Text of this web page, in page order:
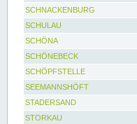
SCHNACKENBURG
SCHULAU
SCHÖNA
SCHÖNEBECK
SCHÖPFSTELLE
SEEMANNSHÖFT
STADERSAND
STORKAU